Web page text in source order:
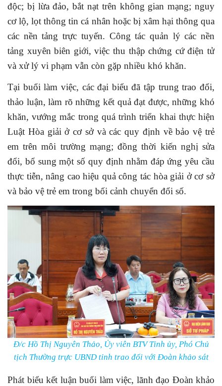
độc; bị lừa đảo, bắt nạt trên không gian mạng; nguy
cơ lộ, lọt thông tin cá nhân hoặc bị xâm hại thông qua
các nền tảng trực tuyến. Công tác quản lý các nền
tảng xuyên biên giới, việc thu thập chứng cứ điện tử
và xử lý vi phạm vẫn còn gặp nhiều khó khăn.
Tại buổi làm việc, các đại biểu đã tập trung trao đổi,
thảo luận, làm rõ những kết quả đạt được, những khó
khăn, vướng mắc trong quá trình triển khai thực hiện
Luật Hòa giải ở cơ sở và các quy định về bảo vệ trẻ
em trên môi trường mạng; đồng thời kiến nghị sửa
đổi, bổ sung một số quy định nhằm đáp ứng yêu cầu
thực tiễn, nâng cao hiệu quả công tác hòa giải ở cơ sở
và bảo vệ trẻ em trong bối cảnh chuyển đổi số.
Đ/c Hồ Thị Nguyên Thảo, Ủy viên BTV Tỉnh ủy, Phó Chủ
tịch Thường trực UBND tỉnh trao đổi với Đoàn khảo sát
Phát biểu kết luận buổi làm việc, lãnh đạo Đoàn khảo